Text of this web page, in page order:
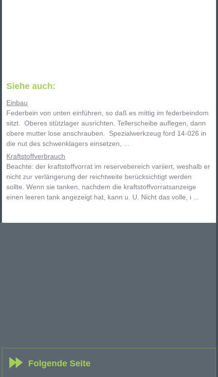
Siehe auch:
Einbau
Federbein von unten einführen, so daß es mittig im federbeindom
sitzt. Oberes stützlager ausrichten. Tellerscheibe auflegen, dann
obere mutter lose anschrauben. Spezialwerkzeug ford 14-026 in
die nut des schwenklagers einsetzen, ...
Kraftstoffverbrauch
Beachte: der kraftstoffvorrat im reservebereich variiert, weshalb er
nicht zur verlängerung der reichtweite berücksichtigt werden
sollte. Wenn sie tanken, nachdem die kraftstoffvorratsanzeige
einen leeren tank angezeigt hat, kann u. U. Nicht das volle, i ...
Folgende Seite